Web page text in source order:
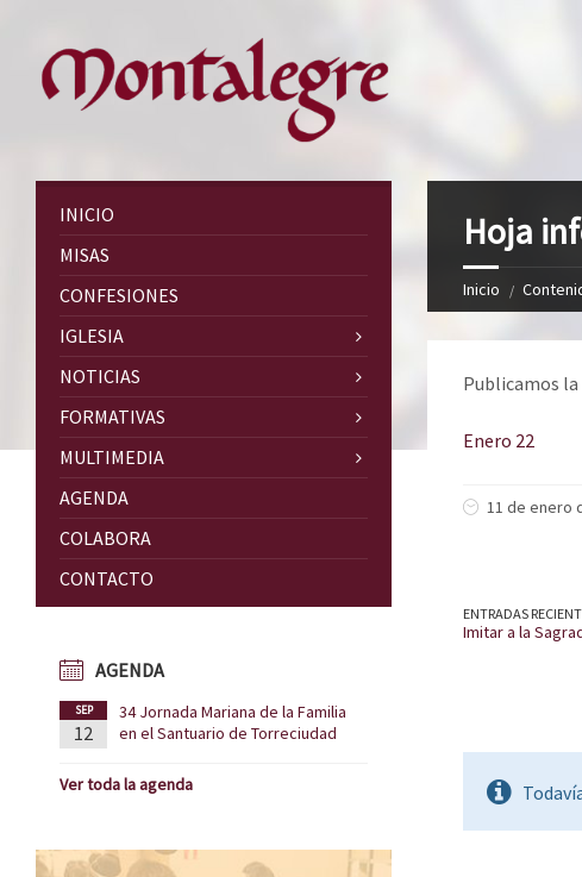
Hoja
Inicio
Publicamos
Enero 22
11 de enero
ENTRADAS
Imitar a la
INICIO
MISAS
CONFESIONES
IGLESIA
NOTICIAS
FORMATIVAS
MULTIMEDIA
AGENDA
COLABORA
CONTACTO
AGENDA
SEP
12
34 Jornada Mariana de la Familia
en el Santuario de Torreciudad
Ver toda la agenda